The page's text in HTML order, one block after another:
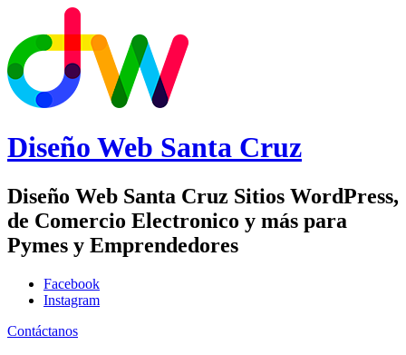
Diseño Web Santa Cruz
Diseño Web Santa Cruz Sitios WordPress,
de Comercio Electronico y más para
Pymes y Emprendedores
Facebook
Instagram
Contáctanos